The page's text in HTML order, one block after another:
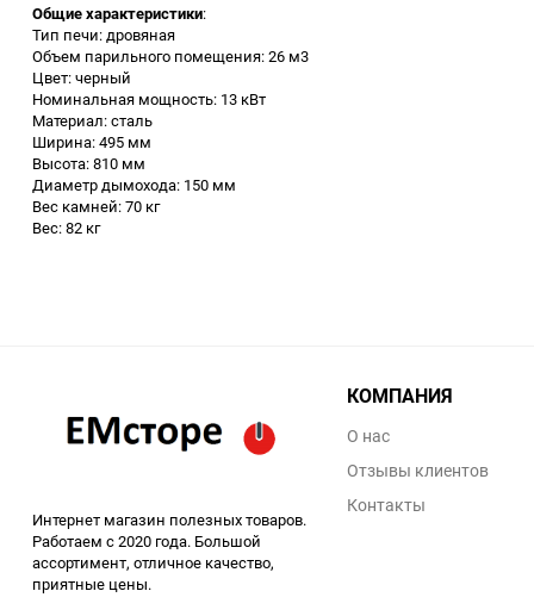
Измерительное
оборудование
Заточные станки (точила)
Дровоколы
Вытяжная вентиляция
Бетономешалки
Бензоинструмент
Общие характеристики:
Тип печи: дровяная
Объем парильного помещения: 26 м3
Цвет: черный
Номинальная мощность: 13 кВт
Материал: сталь
Ширина: 495 мм
Высота: 810 мм
Диаметр дымохода: 150 мм
Вес камней: 70 кг
Вес: 82 кг
Интернет магазин полезных товаров.
Работаем с 2020 года. Большой
ассортимент, отличное качество,
приятные цены.
КОМПАНИЯ
О нас
Отзывы клиентов
Контакты